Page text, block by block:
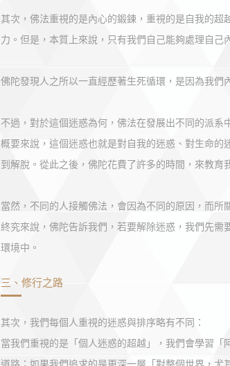
其次，佛法重視的是內心的鍛鍊，重視的是自我的
力。但是，本質上來說，只有我們自己能夠處理自己
佛陀發現人之所以一直經歷著生死循環，是因為我們
不過，對於這個迷惑為何，佛法在發展出不同的派系
概要來說，這個迷惑也就是對自我的迷惑、對生命
到解脫。從此之後，佛陀花費了許多的時間，來教育
當然，不同的人接觸佛法，會因為不同的原因，而所
終究來說，佛陀告訴我們，若要解除迷惑，我們先
環境中。
三、修行之路
其次，我們每個人重視的迷惑與排序略有不同：
當我們重視的是「個人迷惑的超越」，我們會學習